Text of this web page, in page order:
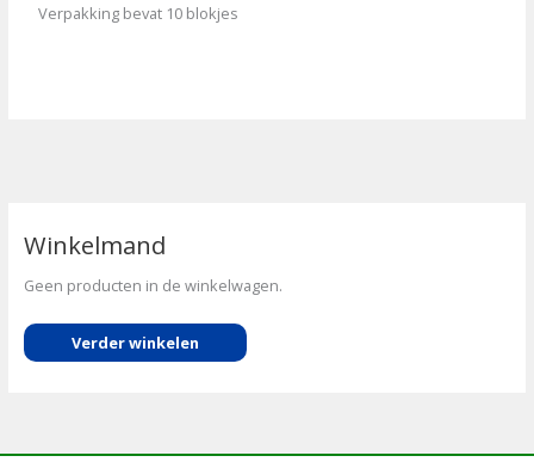
Verpakking bevat 10 blokjes
Winkelmand
Geen producten in de winkelwagen.
Verder winkelen